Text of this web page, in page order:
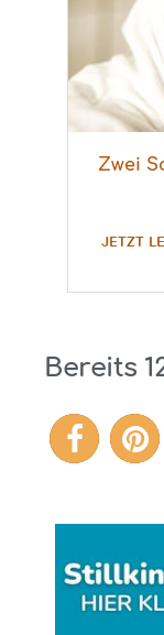
Zwei
JETZT
Bereits
12